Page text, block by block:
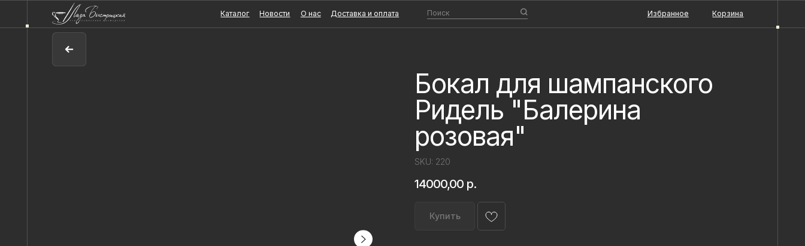
Каталог Новости О нас Доставка и оплата Поиск Корзина
Бокал для шампанского
Ридель "Балерина
розовая"
SKU:220
14000,00 р.
Купить